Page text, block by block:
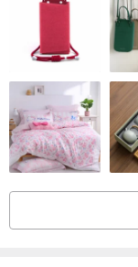
⭐Friends who like
yuan for 2 sets,
www.pinkoi.com/
Thank you for your